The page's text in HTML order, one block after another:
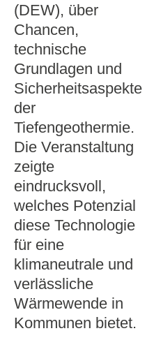
(DEW), über
Chancen,
technische
Grundlagen und
Sicherheitsaspekte
der
Tiefengeothermie.
Die Veranstaltung
zeigte
eindrucksvoll,
welches Potenzial
diese Technologie
für eine
klimaneutrale und
verlässliche
Wärmewende in
Kommunen bietet.